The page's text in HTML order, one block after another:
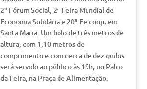
2º Fórum Social, 2ª Feira Mundial de
Economia Solidária e 20ª Feicoop, em
Santa Maria. Um bolo de três metros de
altura, com 1,10 metros de
comprimento e com cerca de dez quilos
será servido ao público às 19h, no Palco
da Feira, na Praça de Alimentação.